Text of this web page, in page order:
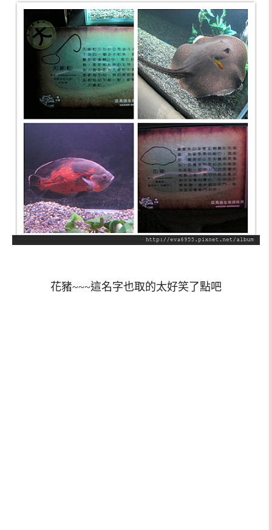
花豬~~~這名字也取的太好笑了點吧